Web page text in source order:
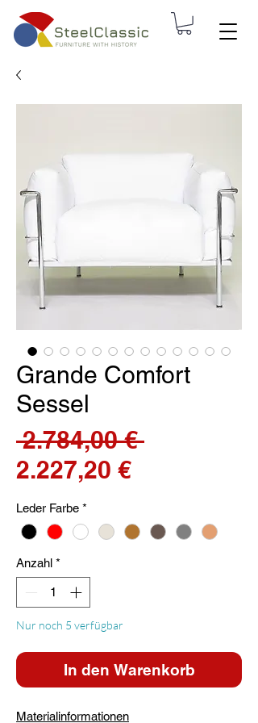
Grande Comfort
Sessel
2.784,00 €
2.227,20 €Sale-
Leder Farbe *
Anzahl *
Nur noch 5 verfügbar
In den Warenkorb
Materialinformationen